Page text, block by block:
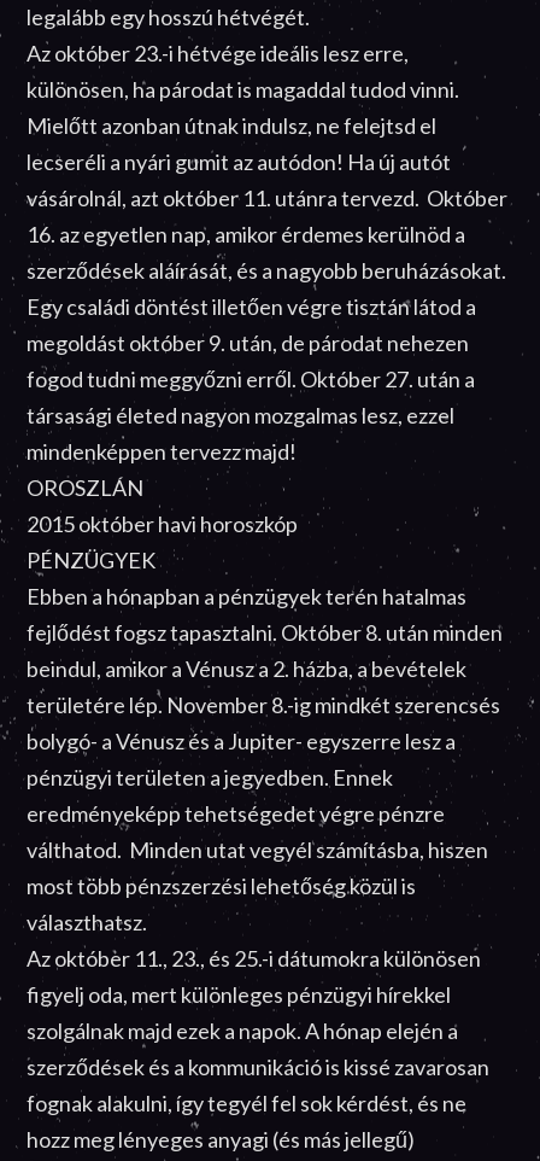
legalább egy hosszú hétvégét.
Az október 23.-i hétvége ideális lesz erre,
különösen, ha párodat is magaddal tudod vinni.
Mielőtt azonban útnak indulsz, ne felejtsd el
lecseréli a nyári gumit az autódon! Ha új autót
vásárolnál, azt október 11. utánra tervezd. Október
16. az egyetlen nap, amikor érdemes kerülnöd a
szerződések aláírását, és a nagyobb beruházásokat.
Egy családi döntést illetően végre tisztán látod a
megoldást október 9. után, de párodat nehezen
fogod tudni meggyőzni erről. Október 27. után a
társasági életed nagyon mozgalmas lesz, ezzel
mindenképpen tervezz majd!
OROSZLÁN
2015 október havi horoszkóp
PÉNZÜGYEK
Ebben a hónapban a pénzügyek terén hatalmas
fejlődést fogsz tapasztalni. Október 8. után minden
beindul, amikor a Vénusz a 2. házba, a bevételek
területére lép. November 8.-ig mindkét szerencsés
bolygó- a Vénusz és a Jupiter- egyszerre lesz a
pénzügyi területen a jegyedben. Ennek
eredményeképp tehetségedet végre pénzre
válthatod. Minden utat vegyél számításba, hiszen
most több pénzszerzési lehetőség közül is
választhatsz.
Az október 11., 23., és 25.-i dátumokra különösen
figyelj oda, mert különleges pénzügyi hírekkel
szolgálnak majd ezek a napok. A hónap elején a
szerződések és a kommunikáció is kissé zavarosan
fognak alakulni, így tegyél fel sok kérdést, és ne
hozz meg lényeges anyagi (és más jellegű)